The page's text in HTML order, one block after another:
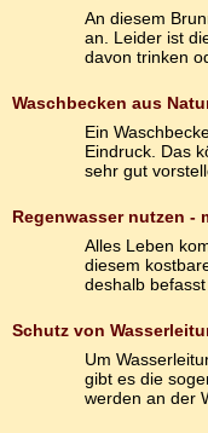
An diesem
an. Leider ist
davon trinken
Waschbecken aus
Ein
Eindruck. Das
sehr gut
Regenwasser nutzen -
Alles Leben
diesem
deshalb
Schutz von
Um
gibt es die
werden an der